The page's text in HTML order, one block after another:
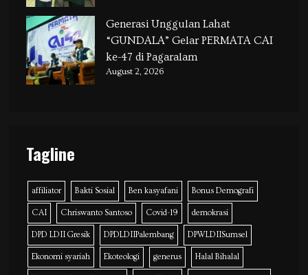
Generasi Unggulan Lahat
“GUNDALA” Gelar PERMATA CAI
ke-47 di Pagaralam
August 2, 2026
Tagline
affiliator Bakti Sosial Ben kasyafani Bonus Demografi
CAI Chriswanto Santoso Covid-19 demokrasi
DPD LDII Gresik DPDLDIIPalembang DPWLDIISumsel
Ekonomi syariah Ekoteologi generus Halal Bihalal